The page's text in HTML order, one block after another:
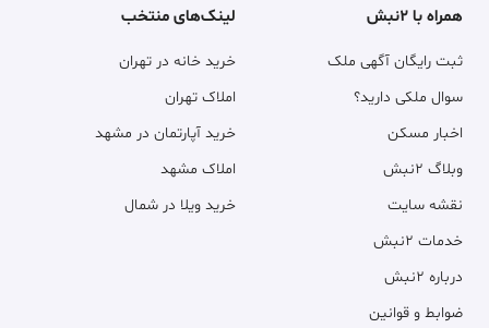
همراه با ۲نبش
ثبت رایگان آگهی ملک
سوال ملکی دارید؟
اخبار مسکن
وبلاگ ۲نبش
نقشه سایت
خدمات ۲نبش
درباره ۲نبش
ضوابط و قوانین
لینک‌های منتخب
خرید خانه در تهران
املاک تهران
خرید آپارتمان در مشهد
املاک مشهد
خرید ویلا در شمال